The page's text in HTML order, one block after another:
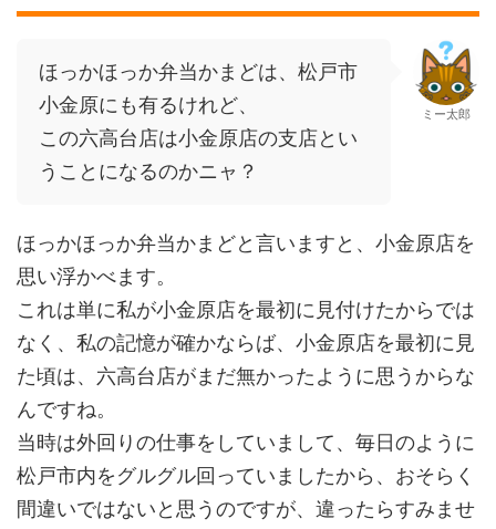
ほっかほっか弁当かまどは、松戸市
小金原にも有るけれど、
この六高台店は小金原店の支店とい
うことになるのかニャ？
ミー太郎
ほっかほっか弁当かまどと言いますと、小金原店を
思い浮かべます。
これは単に私が小金原店を最初に見付けたからでは
なく、私の記憶が確かならば、小金原店を最初に見
た頃は、六高台店がまだ無かったように思うからな
んですね。
当時は外回りの仕事をしていまして、毎日のように
松戸市内をグルグル回っていましたから、おそらく
間違いではないと思うのですが、違ったらすみませ